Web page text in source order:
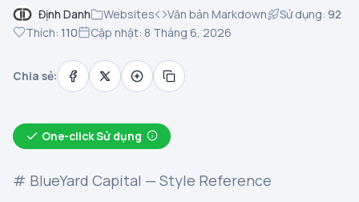
Định Danh Websites Văn bản Markdown Sử dụng: 92
Thích: 110 Cập nhật: 8 Tháng 6, 2026
Chia sẻ:
One-click Sử dụng
# BlueYard Capital — Style Reference